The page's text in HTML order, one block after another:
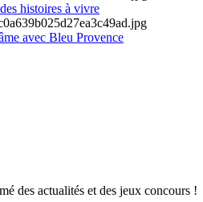
histoires à vivre
avec Bleu Provence
des actualités et des jeux concours !